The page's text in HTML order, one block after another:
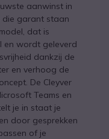
aanwinst in
garant staan
dat is
en wordt geleverd
dankzij de
en verhoog de
De Cleyver
Teams en
je in staat je
door gesprekken
of je